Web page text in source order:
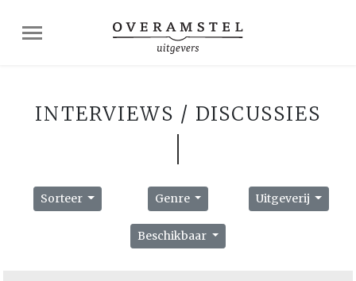
INTERVIEWS / DISCUSSIES
Sorteer Genre Uitgeverij
Beschikbaar